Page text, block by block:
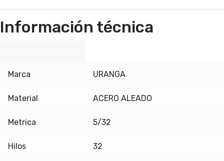
Información técnica
Marca URANGA
Material ACERO ALEADO
Metrica 5/32
Hilos 32